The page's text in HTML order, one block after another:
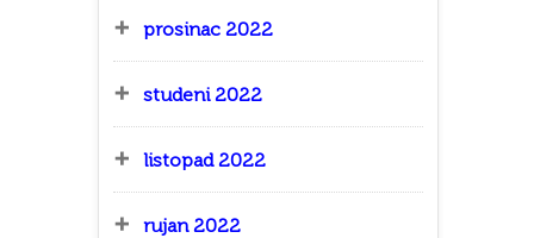
prosinac 2022
studeni 2022
listopad 2022
rujan 2022